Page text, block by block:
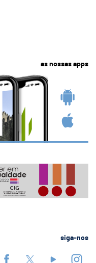
as nossas apps
siga-nos